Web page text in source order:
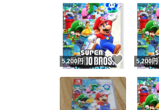
5,200円 いいね！
5,200円